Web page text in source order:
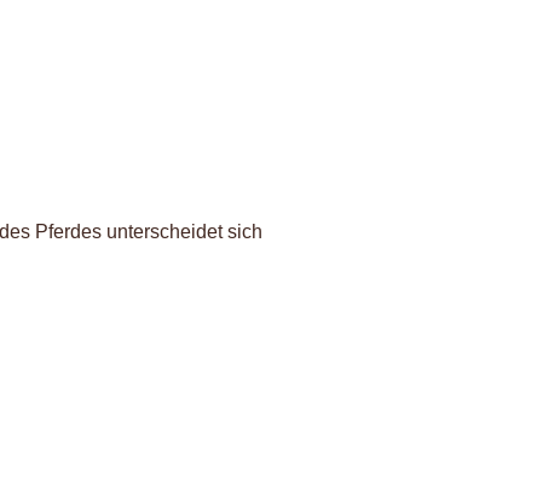
Pferdes unterscheidet sich